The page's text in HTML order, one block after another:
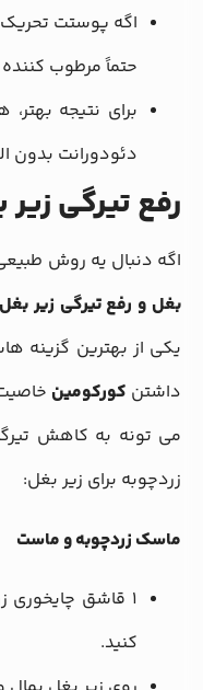
اگه پوستت
حتماً مرطوب کننده
برای نتیجه بهتر،
دئودورانت بدون
رفع تیرگی زیر
اگه دنبال یه روش
بغل و رفع تیرگی زیر
یکی از بهترین گزینه
داشتن کورکومین
می تونه به کاهش
زردچوبه برای زیر بغل:
ماسک زردچوبه و ماست
کنید.